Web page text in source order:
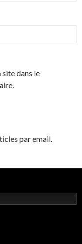
dans le
par email.